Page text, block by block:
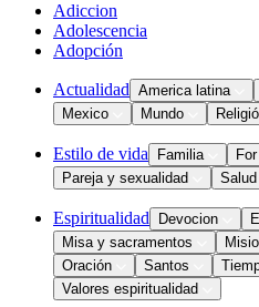
Adiccion
Adolescencia
Adopción
Actualidad America latina
Mexico
Mundo
Estilo de vida Familia
Pareja y sexualidad
Salud
Espiritualidad Devocion
Misa y sacramentos
Oración
Santos
Valores espiritualidad